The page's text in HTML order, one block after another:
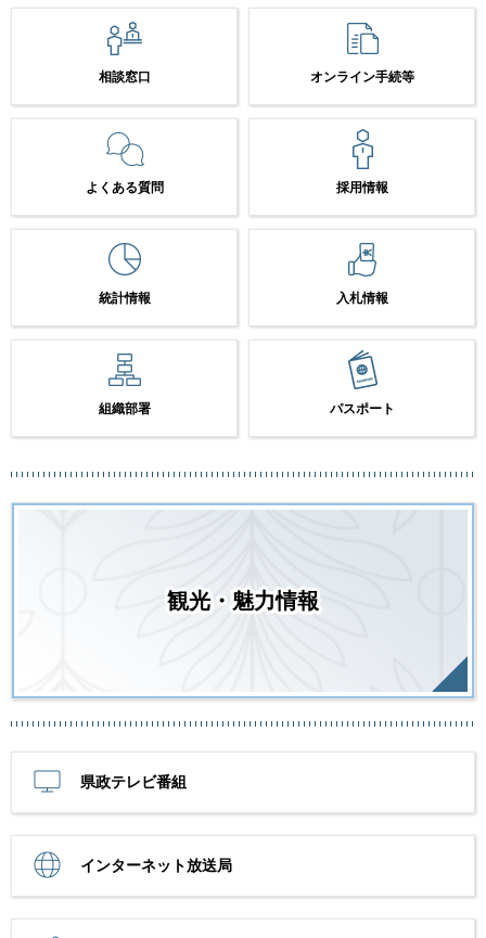
相談窓口 オンライン手続等
よくある質問 採用情報
統計情報 入札情報
組織部署 パスポート
観光・魅力情報
県政テレビ番組
インターネット放送局